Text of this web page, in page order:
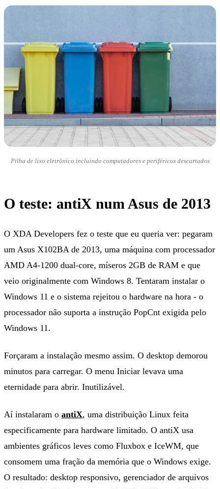
Pilha de lixo eletrônico incluindo computadores e periféricos descartados
O teste: antiX num Asus de 2013
O XDA Developers fez o teste que eu queria ver: pegaram
um Asus X102BA de 2013, uma máquina com processador
AMD A4-1200 dual-core, míseros 2GB de RAM e que
veio originalmente com Windows 8. Tentaram instalar o
Windows 11 e o sistema rejeitou o hardware na hora - o
processador não suporta a instrução PopCnt exigida pelo
Windows 11.
Forçaram a instalação mesmo assim. O desktop demorou
minutos para carregar. O menu Iniciar levava uma
eternidade para abrir. Inutilizável.
Aí instalaram o antiX, uma distribuição Linux feita
especificamente para hardware limitado. O antiX usa
ambientes gráficos leves como Fluxbox e IceWM, que
consomem uma fração da memória que o Windows exige.
O resultado: desktop responsivo, gerenciador de arquivos